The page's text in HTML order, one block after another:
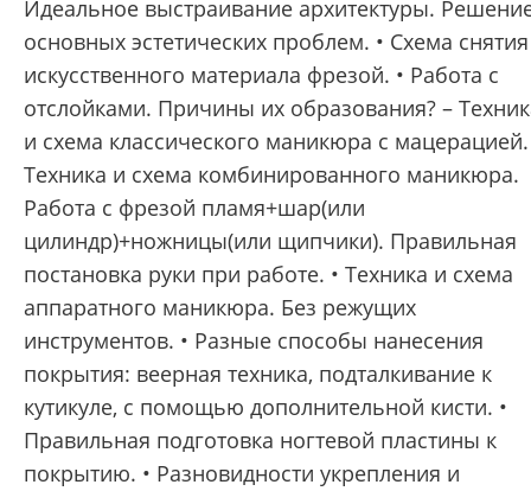
Идеальное выстраивание архитектуры.
основных эстетических проблем. • Схема снятия
искусственного материала фрезой. • Работа с
отслойками. Причины их образования? –
и схема классического маникюра с мацерацией.
Техника и схема комбинированного маникюра.
Работа с фрезой пламя+шар(или
цилиндр)+ножницы(или щипчики). Правильная
постановка руки при работе. • Техника и схема
аппаратного маникюра. Без режущих
инструментов. • Разные способы нанесения
покрытия: веерная техника, подталкивание к
кутикуле, с помощью дополнительной кисти. •
Правильная подготовка ногтевой пластины к
покрытию. • Разновидности укрепления и